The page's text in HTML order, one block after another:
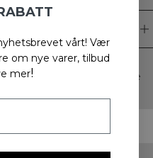
eksklusive tilbud, de siste
vårt! Vær
om nye varer, tilbud
mer!